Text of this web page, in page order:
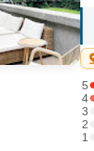
5
5
4
4
3
3
2
2
11